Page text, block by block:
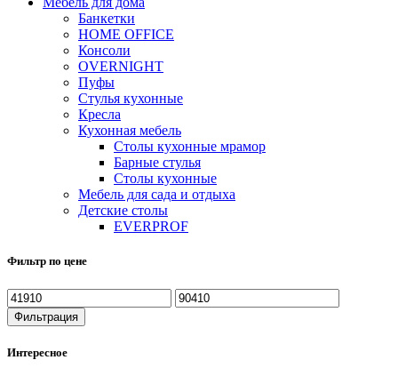
Банкетки
HOME OFFICE
Консоли
OVERNIGHT
Пуфы
Стулья кухонные
Кресла
Кухонная мебель
Столы кухонные мрамор
Барные стулья
Столы кухонные
Мебель для сада и отдыха
Детские столы
EVERPROF
Фильтр по цене
Фильтрация
Интересное